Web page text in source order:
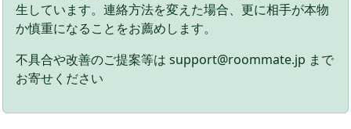
生しています。連絡方法を変えた場合、更に相手が本物
か慎重になることをお薦めします。
不具合や改善のご提案等は support@roommate.jp まで
お寄せください